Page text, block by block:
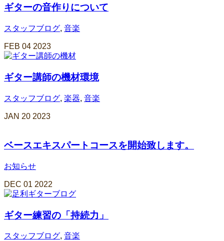
ギターの音作りについて
スタッフブログ, 音楽
FEB 04 2023
ギター講師の機材環境
スタッフブログ, 楽器, 音楽
JAN 20 2023
ベースエキスパートコースを開始致します。
お知らせ
DEC 01 2022
ギター練習の「持続力」
スタッフブログ, 音楽